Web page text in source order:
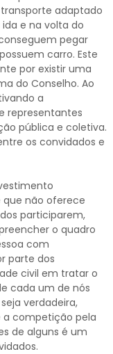
adaptado
e na volta do
pegar
carro. Este
por existir uma
do Conselho. Ao
a
representantes
pública e coletiva.
os convidados e
não oferece
participarem,
o quadro
com
parte dos
civil em tratar o
cada um de nós
verdadeira,
a competição pela
de alguns é um